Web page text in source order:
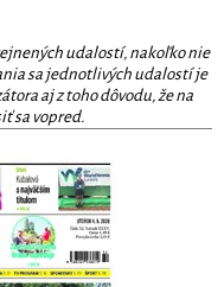
udalostí, nakoľko nie
sa jednotlivých udalostí je
aj z toho dôvodu, že na
sa vopred.